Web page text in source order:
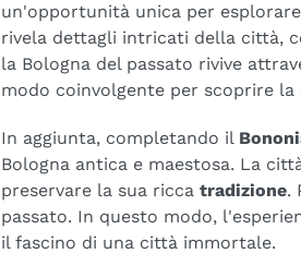
un'opportunità unica per
rivela dettagli intricati della città,
la Bologna del passato rivive
modo coinvolgente per scoprire
In aggiunta, completando il
Bologna antica e maestosa. La
preservare la sua riccatradizione.
passato. In questo modo,
il fascino di una città immortale.